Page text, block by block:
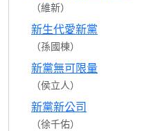
（維新）
新生代愛新黨
（孫國棟）
新黨無可限量
（侯立人）
新黨新公司
（徐千佑）